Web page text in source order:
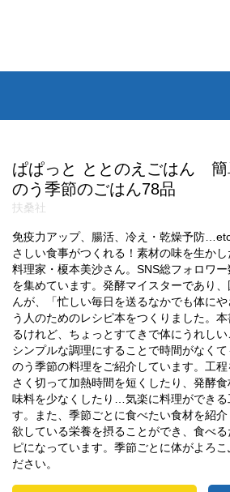
ぱぱっと ととのえごはん 簡
のう季節のごはん78品
扶桑社
免疫力アップ、腸活、冷え・乾燥予防
さしい食事がつくれる！素材の味を生か
料理家・榎本美沙さん。SNS総フォロワ
を集めています。発酵マイスターであり
んが、「忙しい毎日を送るなかでも体に
う人のためのレシピ本をつくりました。
るけれど、ちょっとすてきで体にうれしい
シンプルな調理にすることで時間がなく
のう季節の料理をご紹介しています。工
さく切って加熱時間を短くしたり、発酵
味料を少なくしたり…気楽に料理ができる
す。また、季節ごとに食べたい食材を紹
欲している栄養を摂ることができ、食べ
ピになっています。季節ごとに体がよろ
ださい。